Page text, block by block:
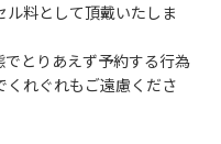
外は、駐車場にとめてく
で（日帰り使用の場合は
手続きを行っていない
続きを行ってくださ
料として頂戴いたしま
とりあえず予約する行為
くれぐれもご遠慮くださ